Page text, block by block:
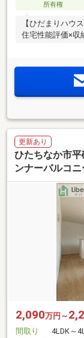
所有権
【ひだまりハウス
住宅性能評価×収
更新あり
ひたちなか市
ンナーバルコ
2,090万円～
間取り
4LDK～